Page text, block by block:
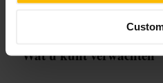
#GlasgowEten #SchotseKeuken #
Wat u kunt verwachten